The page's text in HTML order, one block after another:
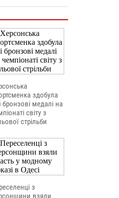
здобула
бронзові медалі на
світу з
стрільби
з
взяли